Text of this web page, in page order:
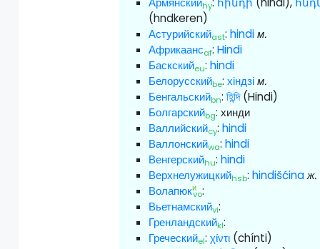
hy
(hndkeren)
Астурийскийast:hindiм.
Африкаансaf:Hindi
Баскскийeu:hindi
Белорусскийbe:хіндзім.
Бенгальскийbn:হিন্দি(Hindi)
Болгарскийbg:хинди
Валлийскийcy:hindi
Валлонскийwa:hindi
Венгерскийhu:hindi
Верхнелужицкийhsb:hindišćinaж.
Волапюки
vo:
Вьетнамскийvi:
Гренландскийkl:
Греческийel:χίντι (chínti)